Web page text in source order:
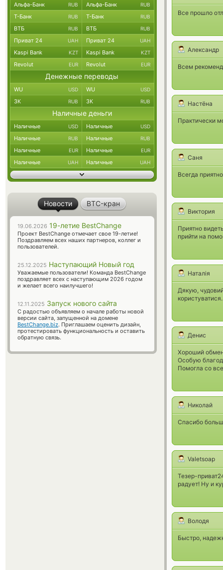
Все прошло
Александр
Всем
Настёна
Практически
Саня
Всегда
Виктория
Приятно
прийти на
Наталія
Дякую,
користуватися.
Денис
Хороший
Особую
Помогла со
Николай
Спасибо
Valetsoap
Тезер-
радует! Ну и
Володя
Быстро,
Альфа-Банк RUB Альфа-Банк RUB
Т-Банк RUB Т-Банк RUB
ВТБ RUB ВТБ RUB
Приват 24 UAH Приват 24 UAH
Kaspi Bank KZT Kaspi Bank KZT
Revolut EUR Revolut EUR
Денежные переводы
WU USD WU USD
ЗК RUB ЗК RUB
Наличные деньги
Наличные USD Наличные USD
Наличные RUB Наличные RUB
Наличные EUR Наличные EUR
Наличные UAH Наличные UAH
Новости BTC-кран
19.06.2026 19-летие BestChange
Проект BestChange отмечает свое 19-летие!
Поздравляем всех наших партнеров, коллег и
пользователей.
25.12.2025 Наступающий Новый год
Уважаемые пользователи! Команда BestChange
поздравляет всех с наступающим 2026 годом
и желает всего наилучшего!
12.11.2025 Запуск нового сайта
С радостью объявляем о начале работы новой
версии сайта, запущенной на домене
BestChange.biz. Приглашаем оценить дизайн,
протестировать функциональность и оставить
обратную связь.